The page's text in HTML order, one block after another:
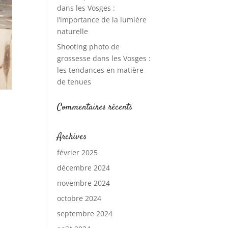
dans les Vosges :
l’importance de la lumière
naturelle
Shooting photo de
grossesse dans les Vosges :
les tendances en matière
de tenues
Commentaires récents
Archives
février 2025
décembre 2024
novembre 2024
octobre 2024
septembre 2024